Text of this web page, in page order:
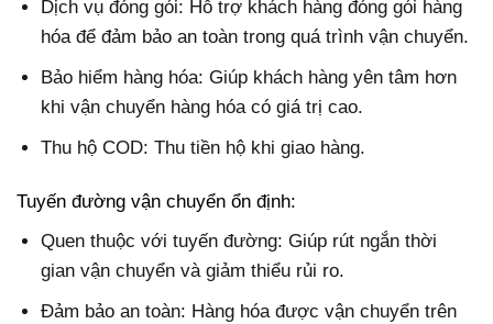
Dịch vụ đóng gói: Hỗ trợ khách hàng đóng gói hàng
hóa để đảm bảo an toàn trong quá trình vận chuyển.
Bảo hiểm hàng hóa: Giúp khách hàng yên tâm hơn
khi vận chuyển hàng hóa có giá trị cao.
Thu hộ COD: Thu tiền hộ khi giao hàng.
Tuyến đường vận chuyển ổn định:
Quen thuộc với tuyến đường: Giúp rút ngắn thời
gian vận chuyển và giảm thiểu rủi ro.
Đảm bảo an toàn: Hàng hóa được vận chuyển trên